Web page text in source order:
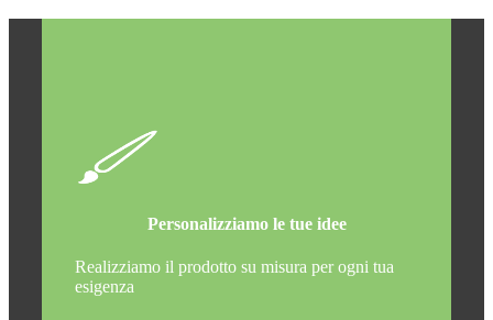
Personalizziamo le tue idee
Realizziamo il prodotto su misura per ogni tua
esigenza